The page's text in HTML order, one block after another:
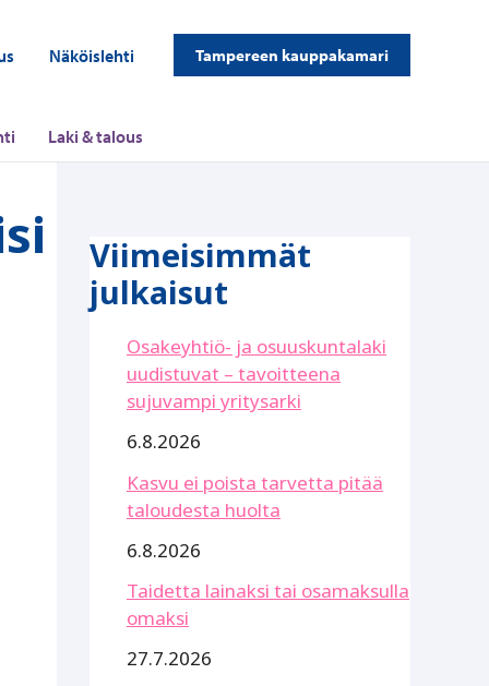
Näköislehti Tampereen kauppakamari
Laki & talous
Viimeisimmät
julkaisut
Osakeyhtiö- ja osuuskuntalaki
uudistuvat – tavoitteena
sujuvampi yritysarki
6.8.2026
Kasvu ei poista tarvetta pitää
taloudesta huolta
6.8.2026
Taidetta lainaksi tai osamaksulla
omaksi
27.7.2026